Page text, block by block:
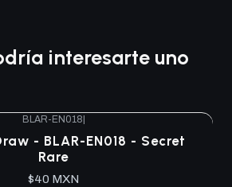
interesarte uno
BLAR-EN018|
- BLAR-EN018 - Secret
Rare
$40 MXN